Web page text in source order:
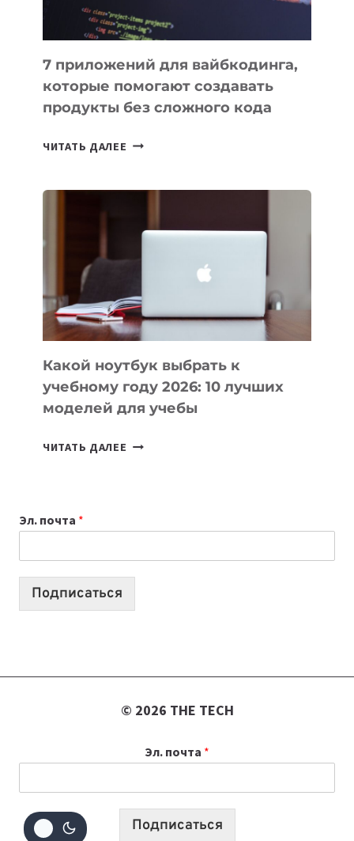
7 приложений для вайбкодинга,
которые помогают создавать
продукты без сложного кода
ЧИТАТЬ ДАЛЕЕ 7
ПОМОГАЮТ
СОЗДАВАТЬ
БЕЗ
СЛОЖНОГО
КОДА
Какой ноутбук выбрать к
учебному году 2026: 10 лучших
моделей для учебы
ЧИТАТЬ ДАЛЕЕ КАКОЙ
2026:
10
Эл. почта *
Подписаться
© 2026 THE TECH
Эл. почта *
Подписаться